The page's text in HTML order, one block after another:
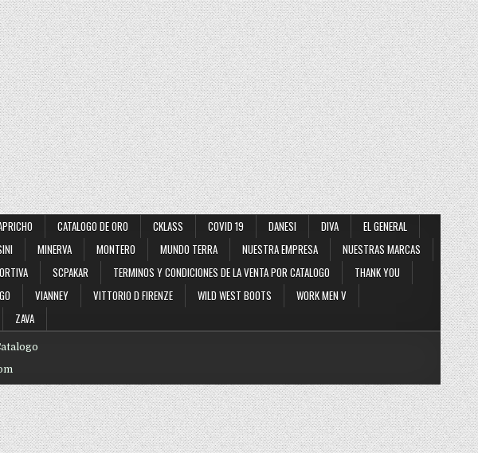
CATALOGO DE ORO CKLASS COVID 19 DANESI DIVA
EL GENERAL
MINERVA MONTERO MUNDO TERRA NUESTRA EMPRESA
NUESTRAS MARCAS
SCPAKAR TERMINOS Y CONDICIONES DE LA VENTA POR CATALOGO
THANK YOU
VIANNEY VITTORIO D FIRENZE WILD WEST BOOTS
WORK MEN V
ZAVA